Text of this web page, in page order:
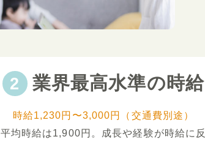
業界最高水準の時給
時給1,230円〜3,000円（交通費別途）
平均時給は1,900円。
成長や経験が時給に反